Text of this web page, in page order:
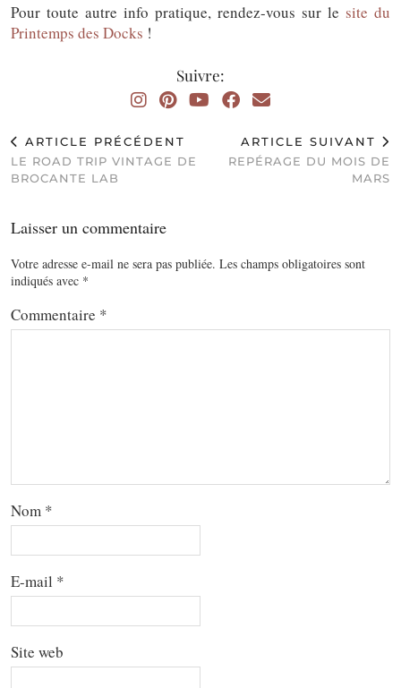
Pour toute autre info pratique, rendez-vous sur le site du
Printemps des Docks !
Suivre:
ARTICLE PRÉCÉDENT
LE ROAD TRIP VINTAGE DE
BROCANTE LAB
ARTICLE SUIVANT
REPÉRAGE DU MOIS DE
MARS
Laisser un commentaire
Votre adresse e-mail ne sera pas publiée. Les champs obligatoires sont
indiqués avec *
Commentaire *
Nom *
E-mail *
Site web